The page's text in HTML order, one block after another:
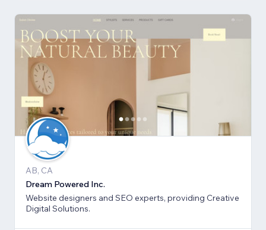
AB, CA
Dream Powered Inc.
Website designers and SEO experts, providing Creative
Digital Solutions.